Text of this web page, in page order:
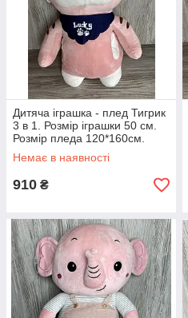
Дитяча іграшка - плед Тигрик
3 в 1. Розмір іграшки 50 см.
Розмір пледа 120*160см.
Немає в наявності
910 ₴